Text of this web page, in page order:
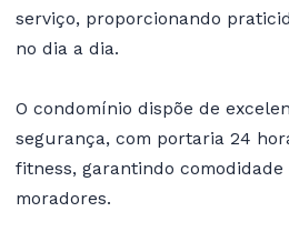
serviço, proporcionando
no dia a dia.
O condomínio dispõe de
segurança, com portaria 24
fitness, garantindo
moradores.